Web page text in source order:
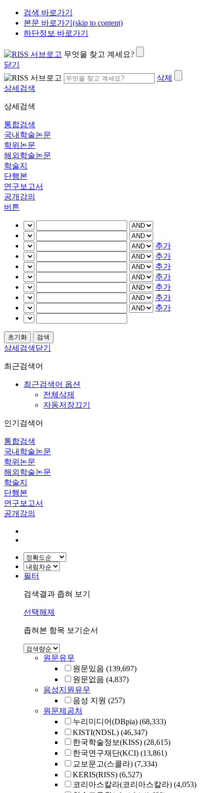
검색 바로가기
본문 바로가기(skip to content)
하단정보 바로가기
무엇을 찾고 계세요?
닫기
삭제
상세검색
상세검색
통합검색
국내학술논문
학위논문
해외학술논문
학술지
단행본
연구보고서
공개강의
버튼
추가
추가
추가
추가
추가
추가
추가
상세검색닫기
최근검색어
최근검색어 옵션
전체삭제
자동저장끄기
인기검색어
통합검색
국내학술논문
학위논문
해외학술논문
학술지
단행본
연구보고서
공개강의
필터
검색결과 좁혀 보기
선택해제
좁혀본 항목 보기순서
원문유무
원문있음 (139,697)
원문없음 (4,837)
음성지원유무
음성 지원 (257)
원문제공처
누리미디어(DBpia) (68,333)
KISTI(NDSL) (46,347)
한국학술정보(KISS) (28,615)
한국연구재단(KCI) (13,861)
교보문고(스콜라) (7,334)
KERIS(RISS) (6,527)
코리아스칼라(코리아스칼라) (4,053)